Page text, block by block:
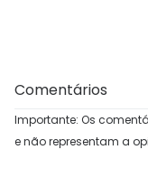
Comentários
Importante: Os
e não representam a